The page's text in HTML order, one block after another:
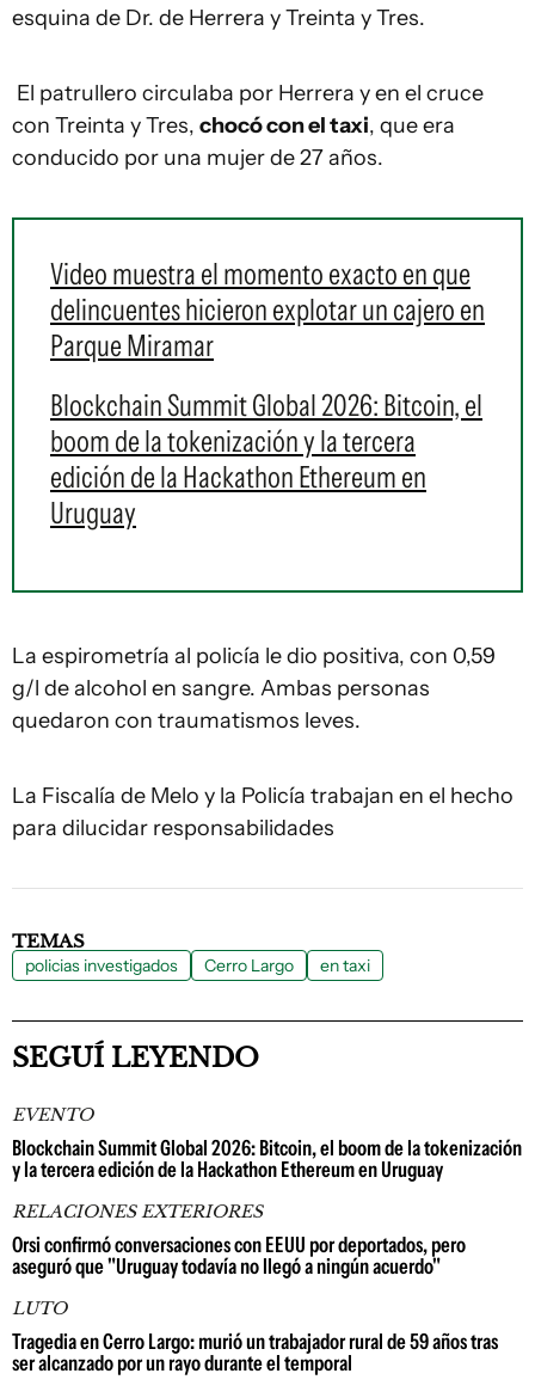
esquina de Dr. de Herrera y Treinta y Tres.
El patrullero circulaba por Herrera y en el cruce
con Treinta y Tres, chocó con el taxi, que era
conducido por una mujer de 27 años.
Video muestra el momento exacto en que
delincuentes hicieron explotar un cajero en
Parque Miramar
Blockchain Summit Global 2026: Bitcoin, el
boom de la tokenización y la tercera
edición de la Hackathon Ethereum en
Uruguay
La espirometría al policía le dio positiva, con 0,59
g/l de alcohol en sangre. Ambas personas
quedaron con traumatismos leves.
La Fiscalía de Melo y la Policía trabajan en el hecho
para dilucidar responsabilidades
TEMAS
policias investigados Cerro Largo en taxi
SEGUÍ LEYENDO
EVENTO
Blockchain Summit Global 2026: Bitcoin, el boom de la tokenización
y la tercera edición de la Hackathon Ethereum en Uruguay
RELACIONES EXTERIORES
Orsi confirmó conversaciones con EEUU por deportados, pero
aseguró que "Uruguay todavía no llegó a ningún acuerdo"
LUTO
Tragedia en Cerro Largo: murió un trabajador rural de 59 años tras
ser alcanzado por un rayo durante el temporal